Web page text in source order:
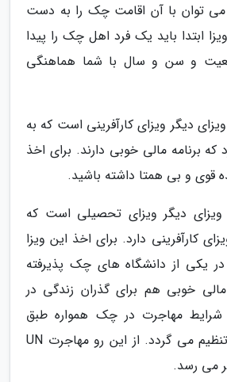
توان با آن اقامت چک را به دست
ابتدا باید یک فرد اهل چک را پیدا
و سن و سال با شما هماهنگی
ویزای دیگر ویزای کارآفرینی است که به
که برنامه مالی خوبی دارند. برای اخذ
قوی و بی همتا داشته باشید.
ویزای دیگر ویزای تحصیلی است که
کارآفرینی دارد. برای اخذ این ویزا
در یکی از دانشگاه های چک پذیرفته
خوبی هم برای گذران زندگی در
مهاجرت در چک همواره طبق
شرایط روز و جهان تنظیم می گردد. از این رو مهاجرت UN
می رسد.